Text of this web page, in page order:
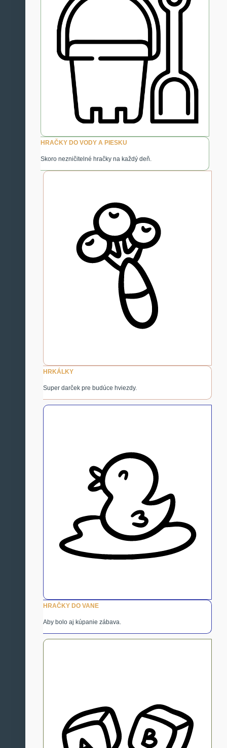
HRAČKY DO VODY A PIESKU
Skoro nezničitelné hračky na každý deň.
HRKÁLKY
Super darček pre budúce hviezdy.
HRAČKY DO VANE
Aby bolo aj kúpanie zábava.